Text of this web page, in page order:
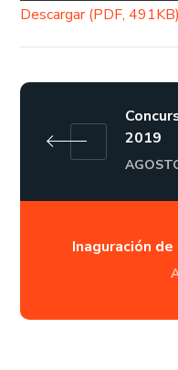
Descargar (PDF, 491KB)
2019
Inaguración de